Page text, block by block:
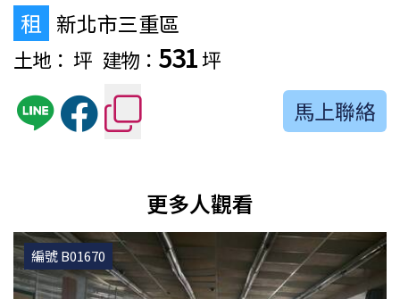
租 新北市三重區
土地： 坪 建物： 531坪
馬上聯絡
更多人觀看
編號 B01670